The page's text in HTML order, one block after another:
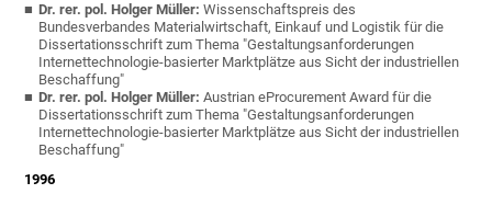
Dr. rer. pol. Holger Müller: Wissenschaftspreis des
Bundesverbandes Materialwirtschaft, Einkauf und Logistik für die
Dissertationsschrift zum Thema "Gestaltungsanforderungen
Internettechnologie-basierter Marktplätze aus Sicht der industriellen
Beschaffung"
Dr. rer. pol. Holger Müller: Austrian eProcurement Award für die
Dissertationsschrift zum Thema "Gestaltungsanforderungen
Internettechnologie-basierter Marktplätze aus Sicht der industriellen
Beschaffung"
1996